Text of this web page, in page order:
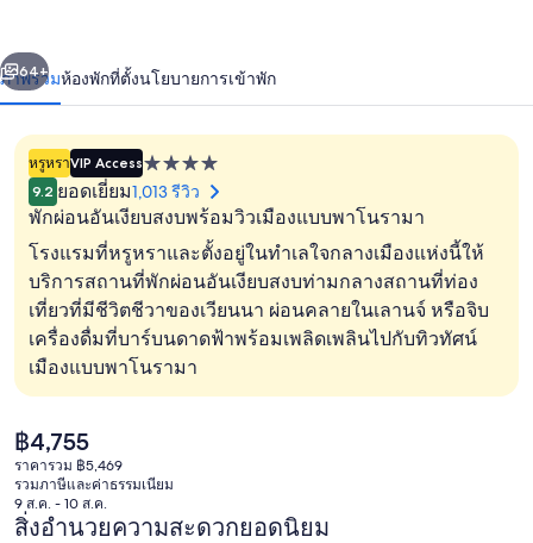
ลามี
เครื่องนอนระดับพรีเมียม, ผ้านวมขนเ
า
ถัดไป
64+
ภาพรวมห้องพักที่ตั้งนโยบายการเข้าพัก
หรูหราVIP Accessที่พัก
4.0
ดาว
9.2 ยอดเยี่ยม1,013 รีวิว
พักผ่อนอันเงียบสงบพร้อมวิวเมืองแบบพาโนรามา
โรงแรมที่หรูหราและตั้งอยู่ในทำเลใจกลางเมืองแห่งนี้ให้
บริการสถานที่พักผ่อนอันเงียบสงบท่ามกลางสถานที่ท่อง
เที่ยวที่มีชีวิตชีวาของเวียนนา ผ่อนคลายในเลานจ์ หรือจิบ
เครื่องดื่มที่บาร์บนดาดฟ้าพร้อมเพลิดเพลินไปกับทิวทัศน์
เมืองแบบพาโนรามา
ราคา
ปัจจุบัน
฿4,755
฿4,755
ราคารวม ฿5,469
รวมภาษีและค่าธรรมเนียม
9 ส.ค. - 10 ส.ค.
สิ่งอำนวยความสะดวกยอดนิยม